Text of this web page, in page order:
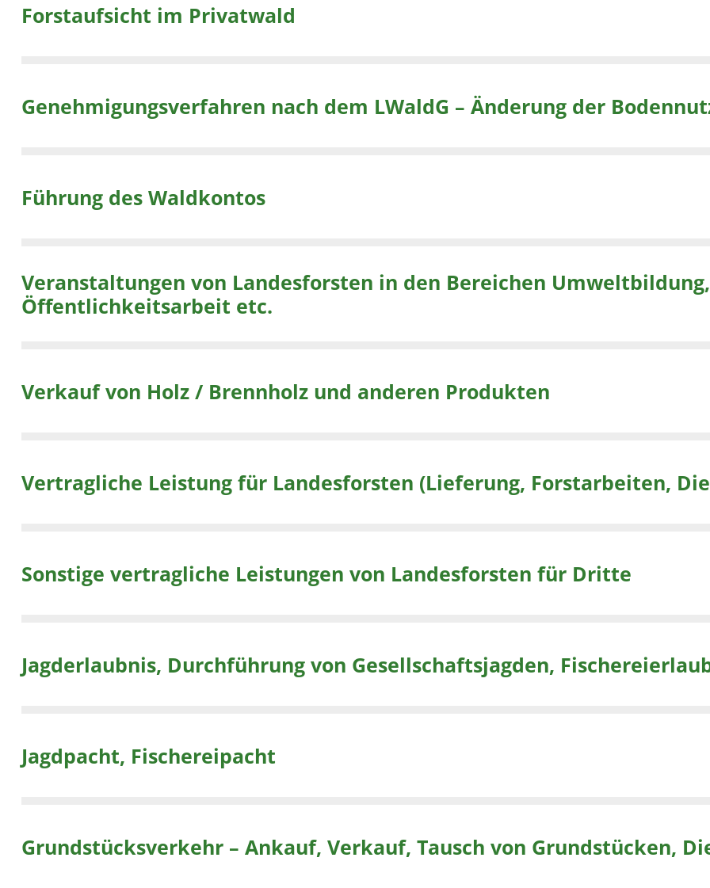
Forstaufsicht im Privatwald
Genehmigungsverfahren nach dem LWaldG – Änderung der
Führung des Waldkontos
Veranstaltungen von Landesforsten in den Bereichen Umweltbildung,
Öffentlichkeitsarbeit etc.
Verkauf von Holz / Brennholz und anderen Produkten
Vertragliche Leistung für Landesforsten (Lieferung,
Sonstige vertragliche Leistungen von Landesforsten für Dritte
Jagderlaubnis, Durchführung von Gesellschaftsjagden,
Jagdpacht, Fischereipacht
Grundstücksverkehr – Ankauf, Verkauf, Tausch von Grundstücken,